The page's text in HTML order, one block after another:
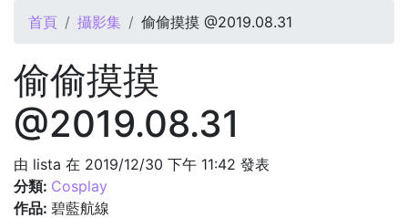
您在這裡
首頁 攝影集 偷偷摸摸 @2019.08.31
偷偷摸摸
@2019.08.31
由 lista 在 2019/12/30 下午 11:42 發表
分類: Cosplay
作品: 碧藍航線